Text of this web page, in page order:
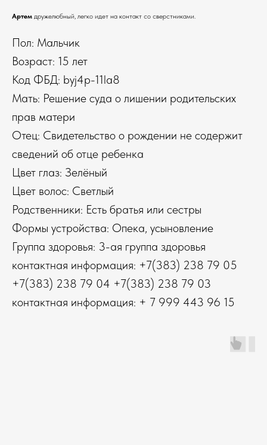
Артем дружелюбный, легко идет на контакт со сверстниками.
Пол: Мальчик
Возраст: 15 лет
Код ФБД: byj4p-11la8
Мать: Решение суда о лишении родительских
прав матери
Отец: Свидетельство о рождении не содержит
сведений об отце ребенка
Цвет глаз: Зелёный
Цвет волос: Светлый
Родственники: Есть братья или сестры
Формы устройства: Опека, усыновление
Группа здоровья: 3-ая группа здоровья
контактная информация: +7(383) 238 79 05
+7(383) 238 79 04 +7(383) 238 79 03
контактная информация: + 7 999 443 96 15